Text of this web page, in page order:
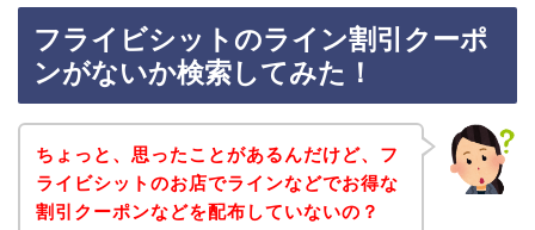
フライビシットのライン割引クーポ
ンがないか検索してみた！
ちょっと、思ったことがあるんだけど、フ
ライビシットのお店でラインなどでお得な
割引クーポンなどを配布していないの？